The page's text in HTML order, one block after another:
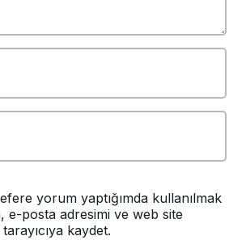
yorum yaptığımda kullanılmak
e-posta adresimi ve web site
kaydet.